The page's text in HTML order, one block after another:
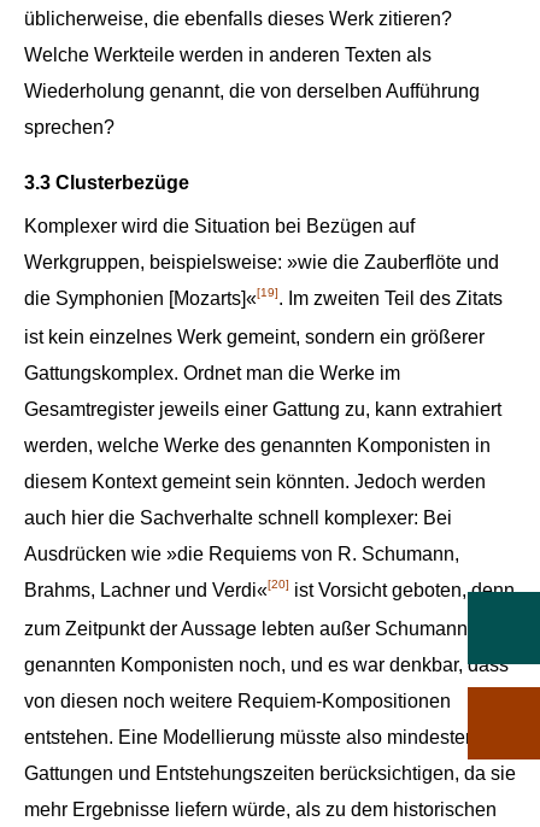
üblicherweise, die ebenfalls dieses Werk zitieren?
Welche Werkteile werden in anderen Texten als
Wiederholung genannt, die von derselben Aufführung
sprechen?
3.3 Clusterbezüge
Komplexer wird die Situation bei Bezügen auf
Werkgruppen, beispielsweise: »wie die Zauberflöte und
die Symphonien [Mozarts]«[19]. Im zweiten Teil des Zitats
ist kein einzelnes Werk gemeint, sondern ein größerer
Gattungskomplex. Ordnet man die Werke im
Gesamtregister jeweils einer Gattung zu, kann extrahiert
werden, welche Werke des genannten Komponisten in
diesem Kontext gemeint sein könnten. Jedoch werden
auch hier die Sachverhalte schnell komplexer: Bei
Ausdrücken wie »die Requiems von R. Schumann,
Brahms, Lachner und Verdi«[20] ist Vorsicht geboten, denn
zum Zeitpunkt der Aussage lebten außer Schumann die
genannten Komponisten noch, und es war denkbar, dass
von diesen noch weitere Requiem-Kompositionen
entstehen. Eine Modellierung müsste also mindestens
Gattungen und Entstehungszeiten berücksichtigen, da sie
mehr Ergebnisse liefern würde, als zu dem historischen